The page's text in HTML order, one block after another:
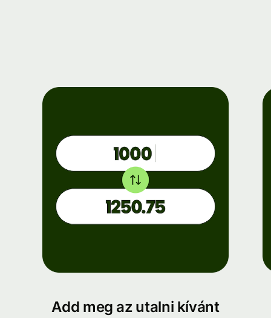
Add meg az utalni kívánt